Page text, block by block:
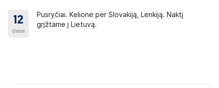
12
diena
Pusryčiai. Kelionė per Slovakiją, Lenkiją. Naktį
grįžtame į Lietuvą.